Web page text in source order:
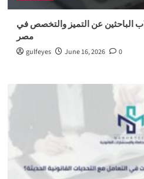
الباحثين عن التميز والتخصص في
مصر
gulfeyes June 16, 2026 0